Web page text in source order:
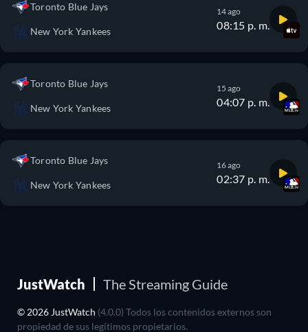
Toronto Blue Jays
New York Yankees
14 ago
08:15 p. m.
Toronto Blue Jays
New York Yankees
15 ago
04:07 p. m.
Toronto Blue Jays
New York Yankees
16 ago
02:37 p. m.
JustWatch The Streaming Guide
© 2026 JustWatch (4.0.0) Todos los contenidos externos son
propiedad de sus legítimos propietarios.